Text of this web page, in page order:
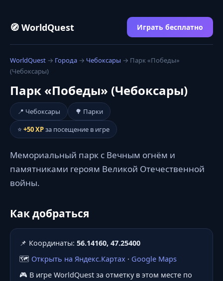
🧭 WorldQuest Играть бесплатно
WorldQuest → Города → Чебоксары → Парк «Победы»
(Чебоксары)
Парк «Победы» (Чебоксары)
📍 Чебоксары
🌳 Парки
⭐ +50 XPза посещение в игре
Мемориальный парк с Вечным огнём и
памятниками героям Великой Отечественной
войны.
Как добраться
📌 Координаты: 56.14160, 47.25400
🗺️ Открыть на Яндекс.Картах · Google Maps
🎮 В игре WorldQuest за отметку в этом месте по